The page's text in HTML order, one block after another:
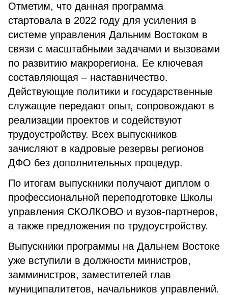
Отметим, что данная программа
стартовала в 2022 году для усиления в
системе управления Дальним Востоком в
связи с масштабными задачами и вызовами
по развитию макрорегиона. Ее ключевая
составляющая – наставничество.
Действующие политики и государственные
служащие передают опыт, сопровождают в
реализации проектов и содействуют
трудоустройству. Всех выпускников
зачисляют в кадровые резервы регионов
ДФО без дополнительных процедур.
По итогам выпускники получают диплом о
профессиональной переподготовке Школы
управления СКОЛКОВО и вузов-партнеров,
а также предложения по трудоустройству.
Выпускники программы на Дальнем Востоке
уже вступили в должности министров,
замминистров, заместителей глав
муниципалитетов, начальников управлений.